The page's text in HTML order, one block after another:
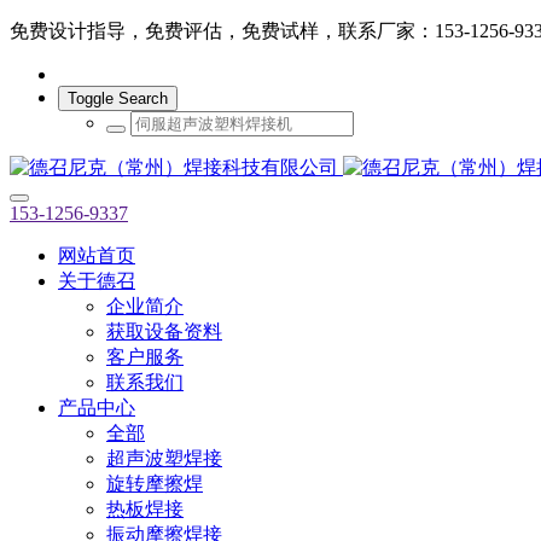
免费设计指导，免费评估，免费试样，联系厂家：153-1256-
Toggle Search
153-1256-9337
网站首页
关于德召
企业简介
获取设备资料
客户服务
联系我们
产品中心
全部
超声波塑焊接
旋转摩擦焊
热板焊接
振动摩擦焊接